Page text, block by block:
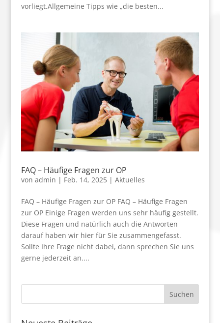
vorliegt.Allgemeine Tipps wie „die besten...
FAQ – Häufige Fragen zur OP
von admin | Feb. 14, 2025| Aktuelles
FAQ – Häufige Fragen zur OP FAQ – Häufige Fragen
zur OP Einige Fragen werden uns sehr häufig gestellt.
Diese Fragen und natürlich auch die Antworten
darauf haben wir hier für Sie zusammengefasst.
Sollte Ihre Frage nicht dabei, dann sprechen Sie uns
gerne jederzeit an....